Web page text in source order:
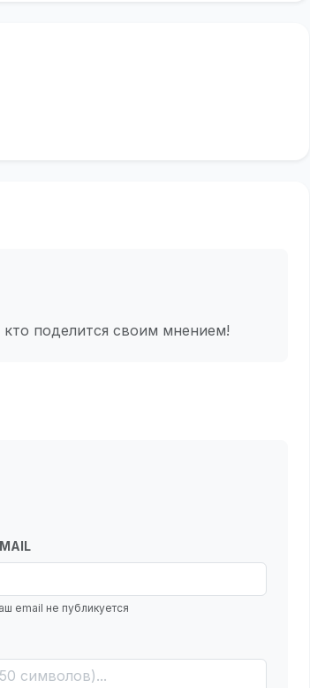
поделится своим мнением!
email не публикуется